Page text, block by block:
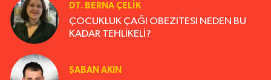
DT. BERNA ÇELIK
ÇOCUKLUK ÇAĞI OBEZİTESİ NEDEN BU
KADAR TEHLİKELİ?
ŞABAN AKIN